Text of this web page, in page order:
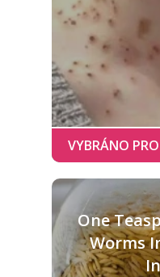
One
Worms